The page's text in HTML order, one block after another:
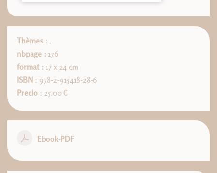
Thèmes : ,
nbpage : 176
format : 17 x 24 cm
ISBN : 978-2-915418-28-6
Precio : 25.00 €
Ebook-PDF